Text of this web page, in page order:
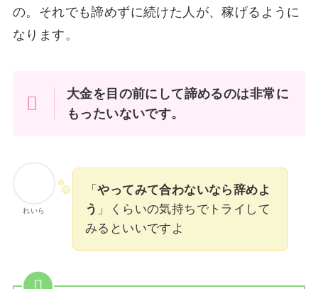
の。それでも諦めずに続けた人が、稼げるように
なります。
大金を目の前にして諦めるのは非常に
もったいないです。
れいら
「やってみて合わないなら辞めよ
う 」くらいの気持ちでトライして
みるといいですよ